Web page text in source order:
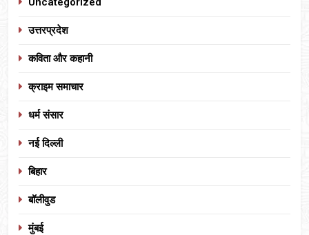
उत्तरप्रदेश
कविता और कहानी
क्राइम समाचार
धर्म संसार
नई दिल्ली
बिहार
बॉलीवुड
मुंबई